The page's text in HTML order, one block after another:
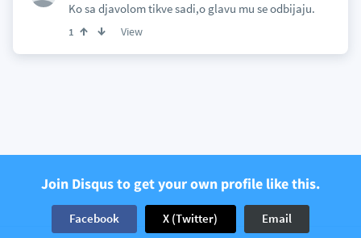
Ko sa djavolom tikve sadi,o glavu mu se odbijaju.
1 View
Join Disqus to get your own profile like this.
Facebook X (Twitter) Email